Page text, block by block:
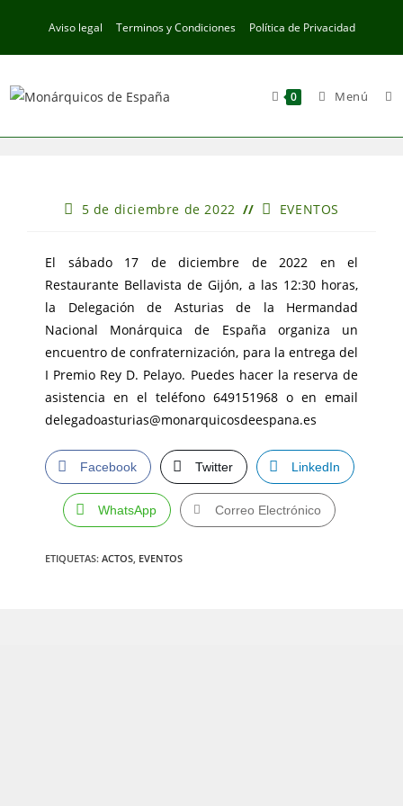
contenido
Aviso legal Terminos y Condiciones Política de Privacidad
0 Menú
Publicación
entrada:
5 de diciembre de 2022
Categoría
entrada:
EVENTOS
El sábado 17 de diciembre de 2022 en el
Restaurante Bellavista de Gijón, a las 12:30 horas,
la Delegación de Asturias de la Hermandad
Nacional Monárquica de España organiza un
encuentro de confraternización, para la entrega del
I Premio Rey D. Pelayo. Puedes hacer la reserva de
asistencia en el teléfono 649151968 o en email
delegadoasturias@monarquicosdeespana.es
Facebook Twitter LinkedIn
WhatsApp Correo Electrónico
ETIQUETAS: ACTOS, EVENTOS